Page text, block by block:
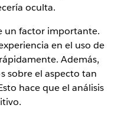
oculta.
un factor importante.
en el uso de
Además,
sobre el aspecto tan
hace que el análisis